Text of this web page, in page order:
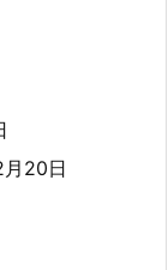
20日